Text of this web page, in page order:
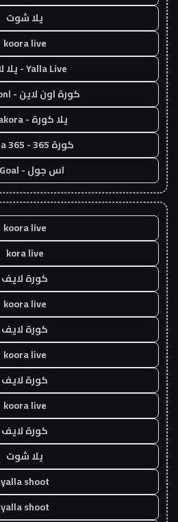
يلا شوت
koora live
Yalla Live - يلا لايف
كورة اون لاين - koora onl
يلا كورة - yallakora
كورة 365 - kooora 365
اس جول - AS Goal
koora live
kora live
كورة لايف
koora live
كورة لايف
koora live
كورة لايف
koora live
كورة لايف
يلا شوت
yalla shoot
yalla shoot